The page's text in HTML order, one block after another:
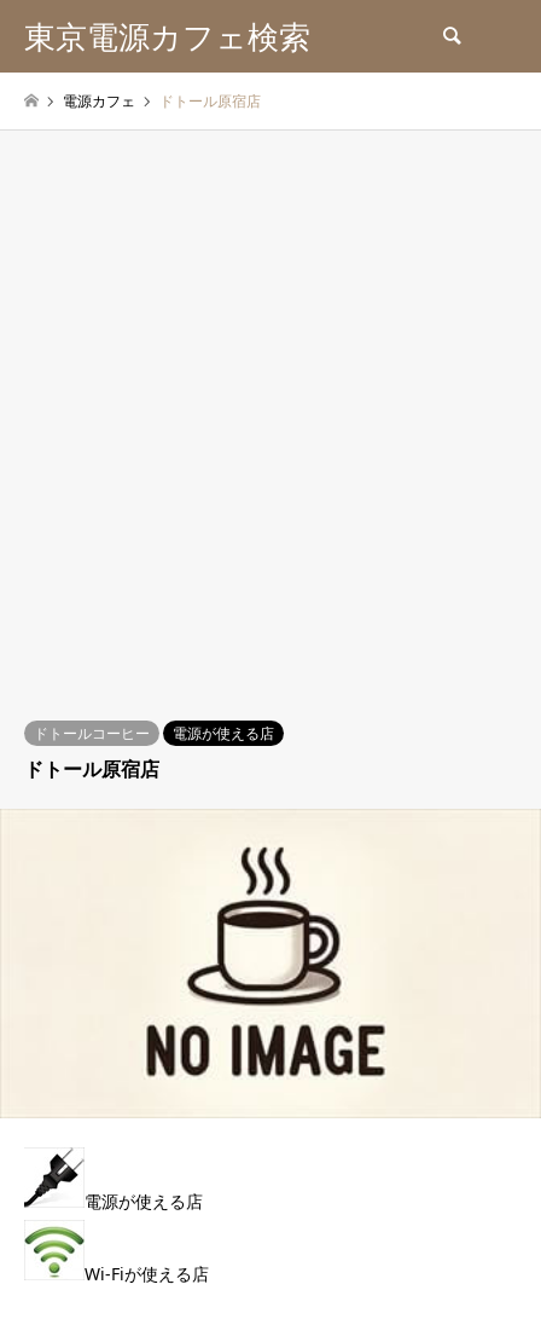
東京電源カフェ検索
電源カフェ ドトール原宿店
ドトールコーヒー
電源が使える店
ドトール原宿店
電源が使える店
Wi-Fiが使える店